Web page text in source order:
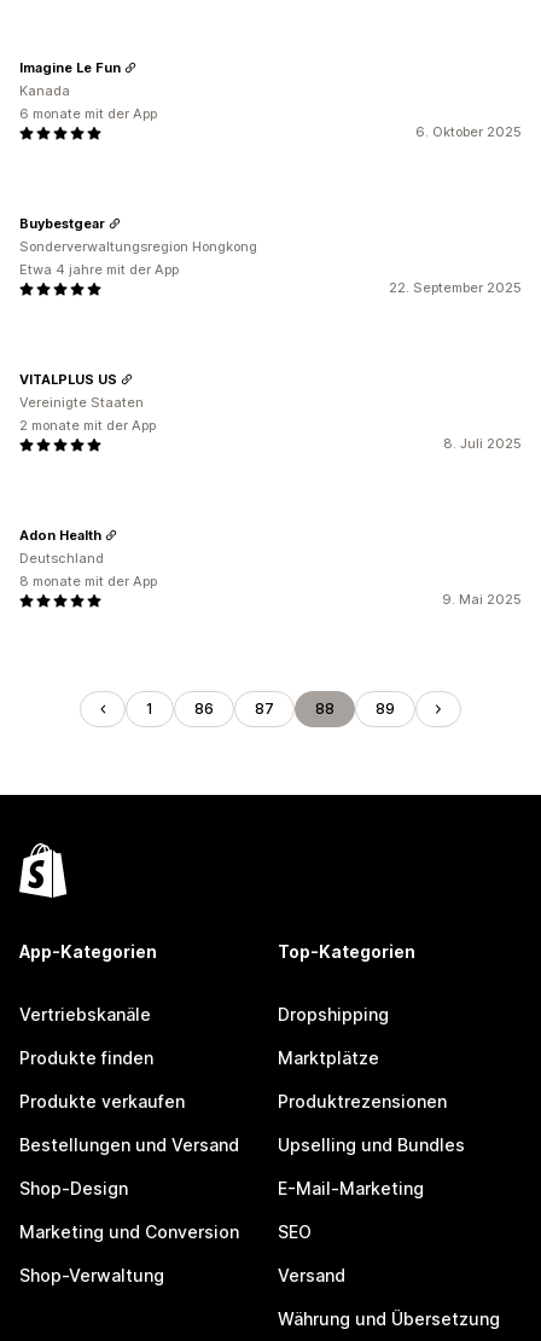
6. Oktober 2025
Imagine Le Fun
Kanada
6 monate mit der App
22. September 2025
Buybestgear
Sonderverwaltungsregion Hongkong
Etwa 4 jahre mit der App
8. Juli 2025
VITALPLUS US
Vereinigte Staaten
2 monate mit der App
9. Mai 2025
Adon Health
Deutschland
8 monate mit der App
1 86 87 88 89
App-Kategorien
Vertriebskanäle
Produkte finden
Produkte verkaufen
Bestellungen und Versand
Shop-Design
Marketing und Conversion
Shop-Verwaltung
Top-Kategorien
Dropshipping
Marktplätze
Produktrezensionen
Upselling und Bundles
E-Mail-Marketing
SEO
Versand
Währung und Übersetzung